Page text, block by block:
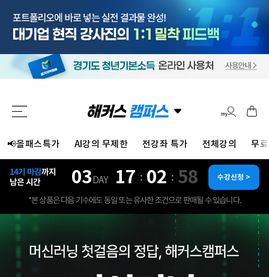
📢올패스특가 AI강의 무제한 전강좌 특가 전체강의 무
14기 마감까지
남은 시간
03 DAY 17 : 02 : 55 수강신청 >
*본 상품은 다음 기수에도 동일 또는 유사한 조건으로 판매될 수 있습니다.